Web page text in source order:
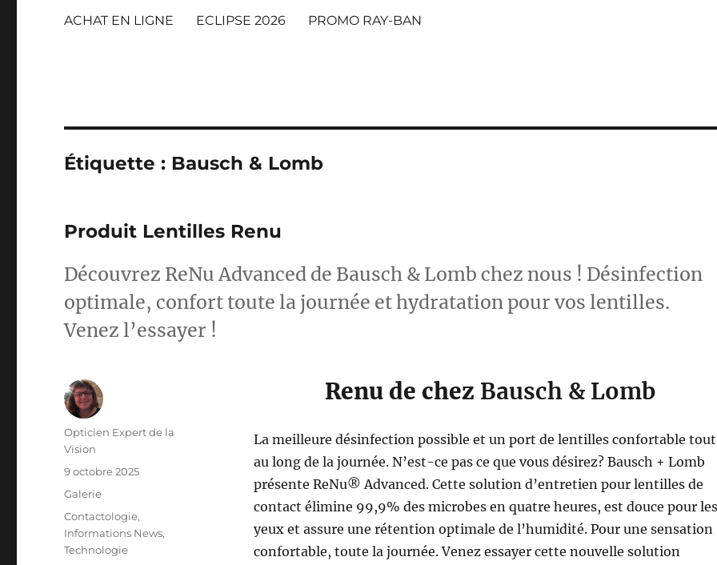
ACHAT EN LIGNE ECLIPSE 2026 PROMO RAY-BAN
Étiquette : Bausch & Lomb
Produit Lentilles Renu
Découvrez ReNu Advanced de Bausch & Lomb chez nous ! Désinfection
optimale, confort toute la journée et hydratation pour vos lentilles.
Venez l’essayer !
Renu de chez Bausch & Lomb
La meilleure désinfection possible et un port de lentilles confortable tout
au long de la journée. N’est-ce pas ce que vous désirez? Bausch + Lomb
présente ReNu® Advanced. Cette solution d’entretien pour lentilles de
contact élimine 99,9% des microbes en quatre heures, est douce pour les
yeux et assure une rétention optimale de l’humidité. Pour une sensation
confortable, toute la journée. Venez essayer cette nouvelle solution
Auteur
Opticien Expert de la
Vision
Publié
le
9 octobre 2025
Format
Galerie
Catégories
Contactologie,
Informations News,
Technologie